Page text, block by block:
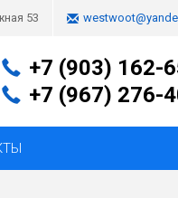
53
+7 (903) 162-
+7 (967) 276-